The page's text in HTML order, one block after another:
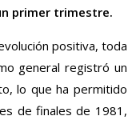
primer trimestre.
positiva, toda
general registró un
lo que ha permitido
de finales de 1981,